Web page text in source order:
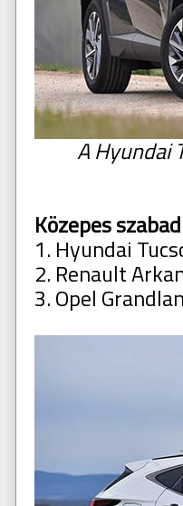
A Hyundai
Közepes
1. Hyundai
2. Renault
3. Opel